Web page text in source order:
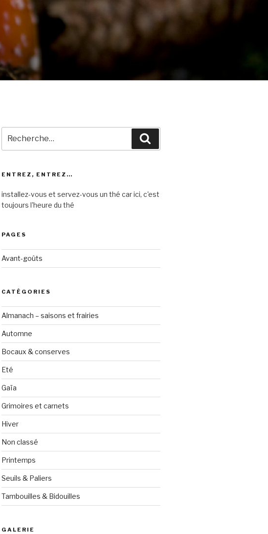
pour
:
ENTREZ, ENTREZ…
installez-vous et servez-vous un thé car ici, c'est
toujours l'heure du thé
PAGES
Avant-goûts
CATÉGORIES
Almanach – saisons et frairies
Automne
Bocaux & conserves
Eté
Gaïa
Grimoires et carnets
Hiver
Non classé
Printemps
Seuils & Paliers
Tambouilles & Bidouilles
GALERIE